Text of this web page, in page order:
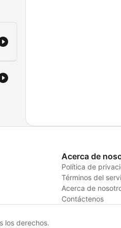
Acerca de
Política de
Términos del
Acerca de
Contáctenos
los derechos.